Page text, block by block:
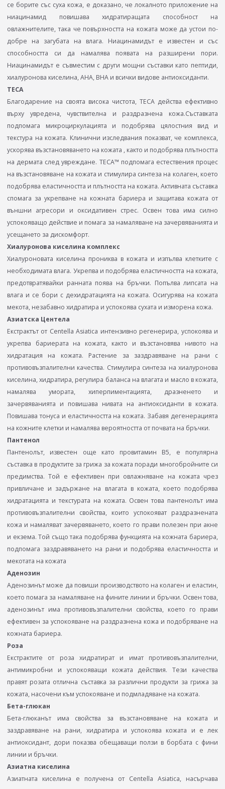
се борите със суха кожа, е доказано, че локалното приложение на
ниацинамид повишава хидратиращата способност на
овлажнителите, така че повърхността на кожата може да устои по-
добре на загубата на влага. Ниацинамидът е известен и със
способността си да намалява появата на разширени пори.
Ниацинамидът е съвместим с други мощни съставки като пептиди,
хиалуронова киселина, AHA, BHA и всички видове антиоксиданти.
TECA
Благодарение на своята висока чистота, TECA действа ефективно
върху увредена, чувствителна и раздразнена кожа.Съставката
подпомага микроциркулацията и подобрява цялостния вид и
текстура на кожата. Клинични изследвания показват, че комплекса,
ускорява възстановяването на кожата , както и подобрява плътността
на дермата след увреждане. TECA™ подпомага естествения процес
на възстановяване на кожата и стимулира синтеза на колаген, което
подобрява еластичността и плътността на кожата. Активната съставка
спомага за укрепване на кожната бариера и защитава кожата от
външни агресори и оксидативен стрес. Освен това има силно
успокояващо действие и помага за намаляване на зачервяванията и
усещането за дискомфорт.
Хиалуронова киселина комплекс
Хиалуроновата киселина прониква в кожата и изпълва клетките с
необходимата влага. Укрепва и подобрява еластичността на кожата,
предотвратявайки ранната поява на бръчки. Попълва липсата на
влага и се бори с дехидратацията на кожата. Осигурява на кожата
мекота, незабавно хидратира и успокоява сухата и изморена кожа.
Азиатска Центела
Екстрактът от Centella Asiatica интензивно регенерира, успокоява и
укрепва бариерата на кожата, както и възстановява нивото на
хидратация на кожата. Растение за заздравяване на рани с
противовъзпалителни качества. Стимулира синтеза на хиалуронова
киселина, хидратира, регулира баланса на влагата и масло в кожата,
намалява умората, хиперпиментацията, дразненето и
зачервяванията и повишава нивата на антиоксиданти в кожата.
Повишава тонуса и еластичността на кожата. Забавя дегенерацията
на кожните клетки и намалява вероятността от почвата на бръчки.
Пантенол
Пантенолът, известен още като провитамин В5, е популярна
съставка в продуктите за грижа за кожата поради многобройните си
предимства. Той е ефективен при овлажняване на кожата чрез
привличане и задържане на влагата в кожата, което подобрява
хидратацията и текстурата на кожата. Освен това пантенолът има
противовъзпалителни свойства, които успокояват раздразнената
кожа и намаляват зачервяването, което го прави полезен при акне
и екзема. Той също така подобрява функцията на кожната бариера,
подпомага заздравяването на рани и подобрява еластичността и
мекотата на кожата
Аденозин
Аденозинът може да повиши производството на колаген и еластин,
което помага за намаляване на фините линии и бръчки. Освен това,
аденозинът има противовъзпалителни свойства, което го прави
ефективен за успокояване на раздразнена кожа и подобряване на
кожната бариера.
Роза
Екстрактите от роза хидратират и имат противовъзпалителни,
антимикробни и успокояващи кожата действия. Тези качества
правят розата отлична съставка за различни продукти за грижа за
кожата, насочени към успокояване и подмладяване на кожата.
Бета-глюкан
Бета-глюканът има свойства за възстановяване на кожата и
заздравяване на рани, хидратира и успокоява кожата и е лек
антиоксидант, дори показва обещаващи ползи в борбата с фини
линии и бръчки.
Азиатна киселина
Азиатната киселина e получена от Centella Asiatica, насърчава